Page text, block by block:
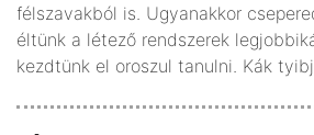
félszavakból is. Ugyanakkor
éltünk a létező rendszerek
kezdtünk el oroszul tanulni. Kák